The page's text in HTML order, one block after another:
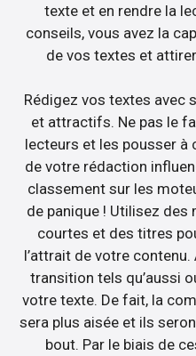
texte et en rendre la
conseils, vous avez la
de vos textes et
Rédigez vos textes avec
et attractifs. Ne pas le
lecteurs et les pousser à
de votre rédaction
classement sur les
de panique ! Utilisez
courtes et des titres
l’attrait de votre
transition tels qu’aussi
votre texte. De fait, la
sera plus aisée et ils
bout. Par le biais de